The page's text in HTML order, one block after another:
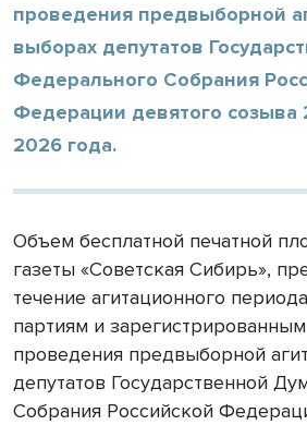
проведения предвыборной
выборах депутатов
Федерального Собрания
Федерации девятого созыва
2026 года.
Объем бесплатной печатной
газеты «Советская Сибирь»,
течение агитационного
партиям и
проведения предвыборной
депутатов Государственной
Собрания Российской